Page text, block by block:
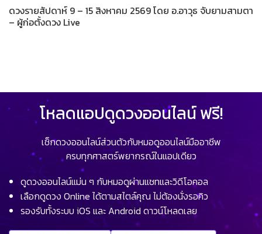
ดวงรายสัปดาห์ 9 – 15 สิงหาคม 2569 โดย อ.อาวุธ จับยามสามตา
– ผู้ก่อตั้งดวง Live
โหลดแอปดูดวงออนไลน์ ฟรี!
เช็กดวงออนไลน์ส่วนตัวกับหมอดูออนไลน์มืออาชีพ
ครบทุกศาสตร์พยากรณ์ในแอปเดียว
ดูดวงออนไลน์แม่น ๆ กับหมอดูผ่านแชทและวิดีโอคอล
เลือกดูดวง Online ได้ตามสไตล์คุณ ไม่ต้องนั่งรอคิว
รองรับทั้งระบบ iOS และ Android ดาวน์โหลดเลย